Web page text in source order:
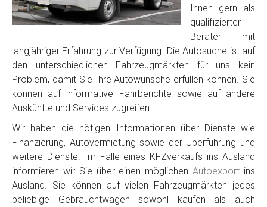
Ihnen gern als
qualifizierter
Berater mit
langjähriger Erfahrung zur Verfügung. Die Autosuche ist auf
den unterschiedlichen Fahrzeugmärkten für uns kein
Problem, damit Sie Ihre Autowünsche erfüllen können. Sie
können auf informative Fahrberichte sowie auf andere
Auskünfte und Services zugreifen.
Wir haben die nötigen Informationen über Dienste wie
Finanzierung, Autovermietung sowie der Überführung und
weitere Dienste. Im Falle eines KFZverkaufs ins Ausland
informieren wir Sie über einen möglichenAutoexport ins
Ausland. Sie können auf vielen Fahrzeugmärkten jedes
beliebige Gebrauchtwagen sowohl kaufen als auch